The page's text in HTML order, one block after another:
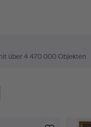
über 4 470 000 Objekten